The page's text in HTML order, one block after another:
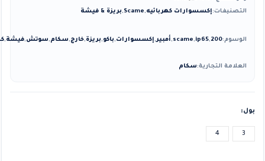
التصنيفات:إكسسوارات كهربائيه,
Scame
,بريزة & فيشة
الوسوم:200
,
ip65
,
scame
,أمبير,إكسسوارات,باكو,بريزة,خارج,سكام,سوتش,فيشة,
العلامة التجارية:سكام
بول
3
4